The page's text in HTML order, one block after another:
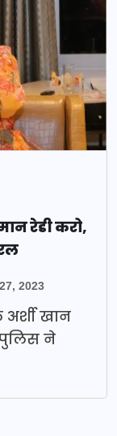
रेडी करो,
2023
खान
पुलिस ने